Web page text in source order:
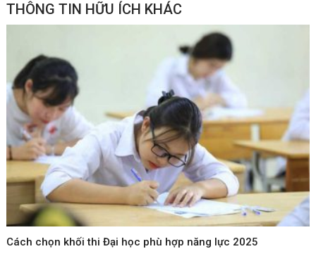
THÔNG TIN HỮU ÍCH KHÁC
Cách chọn khối thi Đại học phù hợp năng lực 2025